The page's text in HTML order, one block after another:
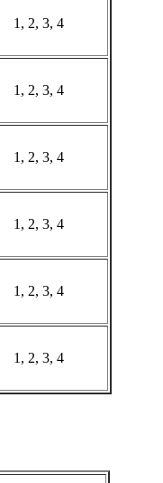
1, 2, 3, 4
1, 2, 3, 4
1, 2, 3, 4
1, 2, 3, 4
1, 2, 3, 4
1, 2, 3, 4